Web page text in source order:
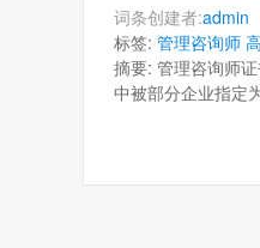
词条创建者:admin
标签: 管理咨询师
摘要: 管理咨询师
中被部分企业指定